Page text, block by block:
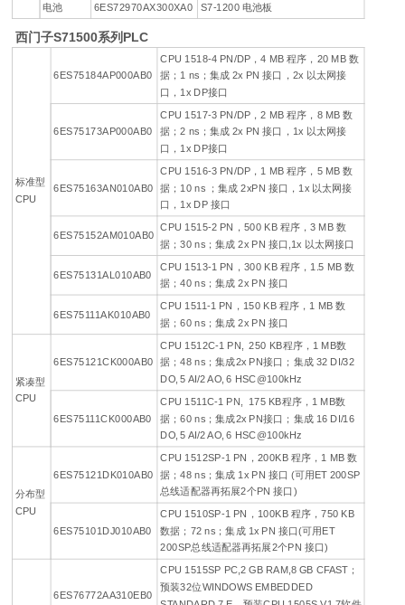
电池
6ES72970AX300XA0 S7-1200 电池板
西门子S71500系列PLC
标准型
CPU
6ES75184AP000AB0
CPU 1518-4 PN/DP，4 MB 程序，20 MB 数
据；1 ns；集成 2x PN 接口，2x 以太网接
口，1x DP接口
6ES75173AP000AB0
CPU 1517-3 PN/DP，2 MB 程序，8 MB 数
据；2 ns；集成 2x PN 接口，1x 以太网接
口，1x DP接口
6ES75163AN010AB0
CPU 1516-3 PN/DP，1 MB 程序，5 MB 数
据；10 ns ；集成 2xPN 接口，1x 以太网接
口，1x DP 接口
6ES75152AM010AB0
CPU 1515-2 PN，500 KB 程序，3 MB 数
据；30 ns；集成 2x PN 接口,1x 以太网接口
6ES75131AL010AB0
CPU 1513-1 PN，300 KB 程序，1.5 MB 数
据；40 ns；集成 2x PN 接口
6ES75111AK010AB0
CPU 1511-1 PN，150 KB 程序，1 MB 数
据；60 ns；集成 2x PN 接口
紧凑型
CPU
6ES75121CK000AB0
CPU 1512C-1 PN, 250 KB程序，1 MB数
据；48 ns；集成2x PN接口；集成 32 DI/32
DO, 5 AI/2 AO, 6 HSC@100kHz
6ES75111CK000AB0
CPU 1511C-1 PN, 175 KB程序，1 MB数
据；60 ns；集成2x PN接口；集成 16 DI/16
DO, 5 AI/2 AO, 6 HSC@100kHz
分布型
CPU
6ES75121DK010AB0
CPU 1512SP-1 PN，200KB 程序，1 MB 数
据；48 ns；集成 1x PN 接口 (可用ET 200SP
总线适配器再拓展2个PN 接口)
6ES75101DJ010AB0
CPU 1510SP-1 PN，100KB 程序，750 KB
数据；72 ns；集成 1x PN 接口(可用ET
200SP总线适配器再拓展2个PN 接口)
6ES76772AA310EB0
CPU 1515SP PC,2 GB RAM,8 GB CFAST；
预装32位WINDOWS EMBEDDED